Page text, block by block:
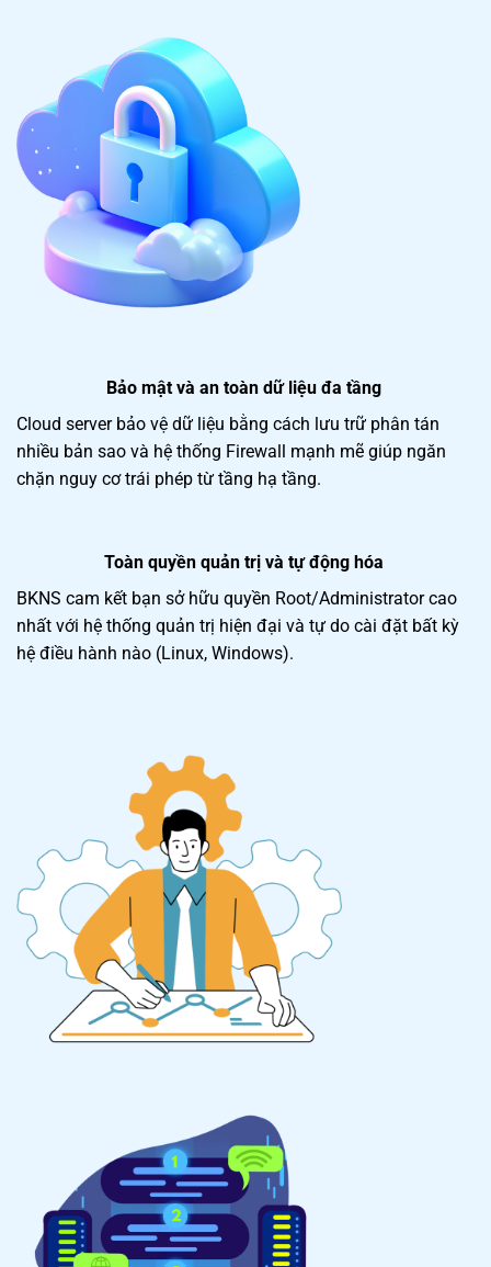
Bảo mật và an toàn dữ liệu đa tầng
Cloud server bảo vệ dữ liệu bằng cách lưu trữ phân tán
nhiều bản sao và hệ thống Firewall mạnh mẽ giúp ngăn
chặn nguy cơ trái phép từ tầng hạ tầng.
Toàn quyền quản trị và tự động hóa
BKNS cam kết bạn sở hữu quyền Root/Administrator cao
nhất với hệ thống quản trị hiện đại và tự do cài đặt bất kỳ
hệ điều hành nào (Linux, Windows).